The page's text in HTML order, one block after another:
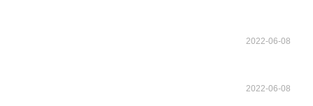
2022-06-08
2022-06-08